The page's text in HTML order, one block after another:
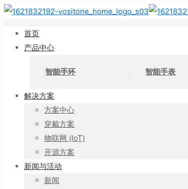
首页
产品中心
智能手环 智能手表
解决方案
方案中心
穿戴方案
物联网 (IoT)
开源方案
新闻与活动
新闻